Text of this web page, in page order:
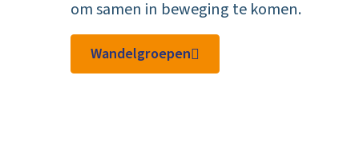
om samen in beweging te komen.
Wandelgroepen